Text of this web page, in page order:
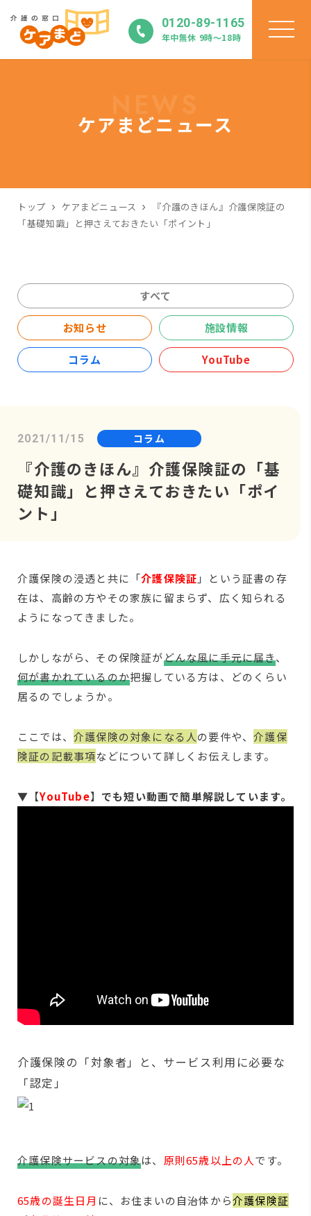
0120-89-1165
年中無休 9時〜18時
ケアまどニュース
トップ ケアまどニュース
『介護のきほん』介護保険証の
「基礎知識」と押さえておきたい「ポイント」
すべて
お知らせ 施設情報
コラム YouTube
2021/11/15 コラム
『介護のきほん』介護保険証の「基
礎知識」と押さえておきたい「ポイ
ント」
介護保険の浸透と共に「介護保険証 」という証書の存
在は、高齢の方やその家族に留まらず、広く知られる
ようになってきました。
しかしながら、その保険証がどんな風に手元に届き、
何が書かれているのか把握している方は、どのくらい
居るのでしょうか。
ここでは、 介護保険の対象になる人の要件や、介護保
険証の記載事項などについて詳しくお伝えします。
▼【YouTube】 でも短い動画で簡単解説しています。
介護保険の「対象者」と、サービス利用に必要な
「認定」
介護保険サービスの対象は、 原則65歳以上の人です。
65歳の誕生日月 に、お住まいの自治体から介護保険証